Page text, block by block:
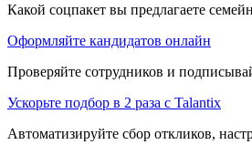
Какой соцпакет вы предлагаете
Оформляйте кандидатов онлайн
Проверяйте сотрудников и
Ускорьте подбор в 2 раза с Talantix
Автоматизируйте сбор откликов,